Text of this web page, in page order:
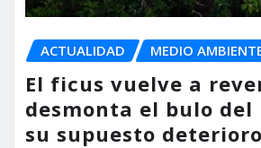
ACTUALIDAD MEDIO
El ficus vuelve a
desmonta el bulo del
su supuesto deterioro